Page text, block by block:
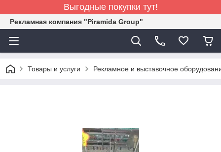
Выгодные покупки тут!
Рекламная компания "Piramida Group"
Товары и услуги Рекламное и выставочное